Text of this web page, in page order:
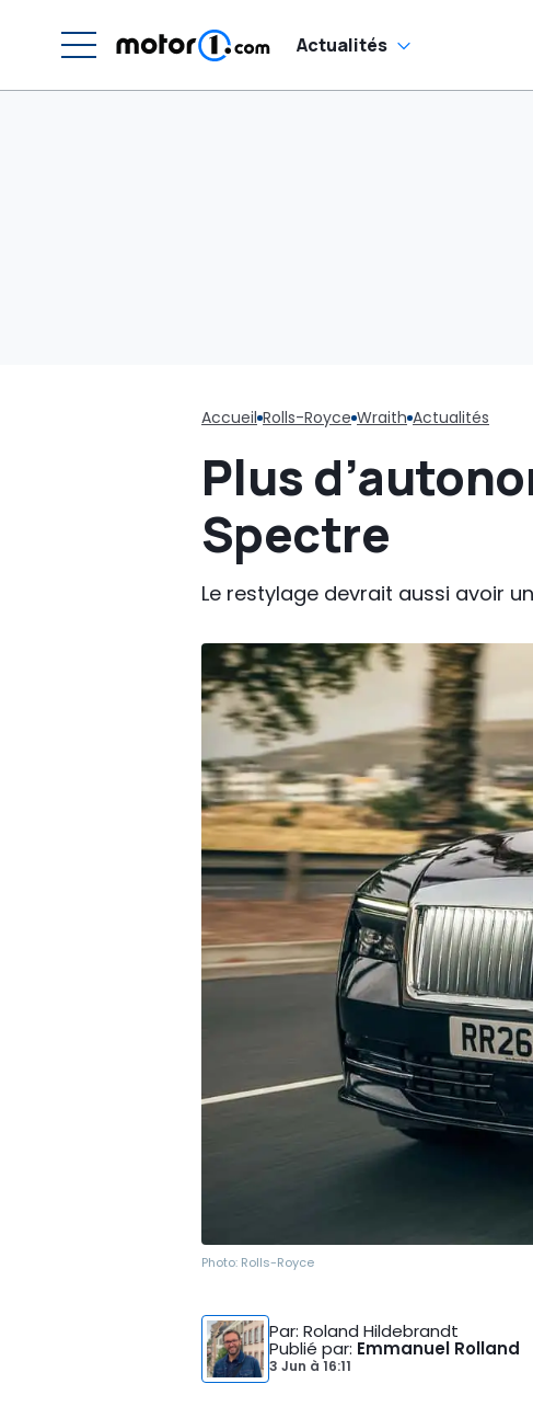
Actualités
Accueil Rolls-Royce Wraith Actualités
Plus
Spectre
Le restylage devrait aussi avoir
Photo: Rolls-Royce
Par: Roland Hildebrandt
Publié par: Emmanuel Rolland
3 Jun à 16:11